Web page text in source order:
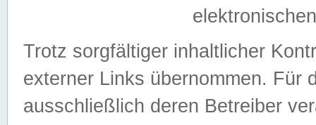
Trotz sorgfältiger inhaltlicher
externer Links übernommen. Für
ausschließlich deren Betreiber